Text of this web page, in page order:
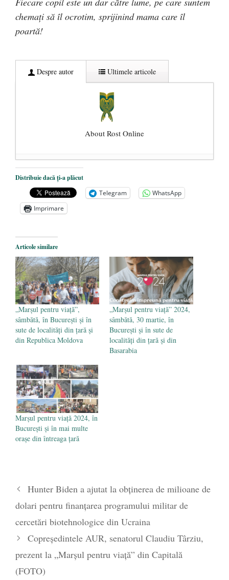
chemați să îl ocrotim, sprijinind mama care îl
poartă!
Despre autor Ultimele articole
About Rost Online
Dezvăluiri cutremurătoare despre
președintele Ucrainei, Volodymyr
Zelensky
- 13 mai 2026
Statul care servește Națiunea
Legea Vexler produce efecte. Bustul
poetului Octavian Goga, înlăturat din Iași
- 16 aprilie 2026
Distribuie dacă ți-a plăcut
Telegram
WhatsApp
Imprimare
Articole similare
„Marșul pentru viață”,
sâmbătă, în București și în
sute de localități din țară și
din Republica Moldova
„Marșul pentru viață” 2024,
sâmbătă, 30 martie, în
București și în sute de
localități din țară și din
Basarabia
Marșul pentru viață 2024, în
București și în mai multe
orașe din întreaga țară
Hunter Biden a ajutat la obținerea de milioane de
dolari pentru finanțarea programului militar de
cercetări biotehnologice din Ucraina
Copreședintele AUR, senatorul Claudiu Târziu,
prezent la „Marșul pentru viață” din Capitală
(FOTO)